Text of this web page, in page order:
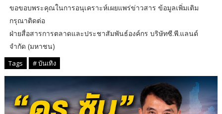
ขอขอบพระคุณในการอนุเคราะห์เผยแพร่ข่าวสาร ข้อมูลเพิ่มเติม
กรุณาติดต่อ ​
ฝ่ายสื่อสารการตลาดและประชาสัมพันธ์องค์กร บริษัทซี.พี.แลนด์
จำกัด (มหาชน)
Tags # บันเทิง